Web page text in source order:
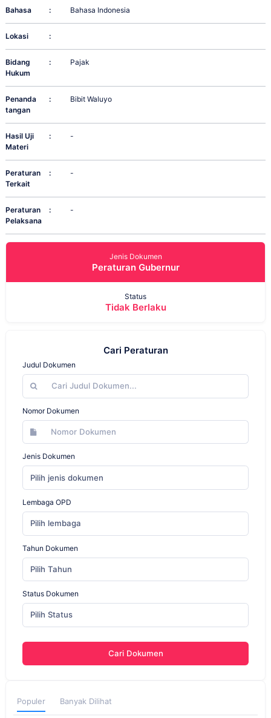
Bahasa : Bahasa Indonesia
Lokasi :
Bidang
Hukum
: Pajak
Penanda
tangan
: Bibit Waluyo
Hasil Uji
Materi
: -
Peraturan
Terkait
: -
Peraturan
Pelaksana
: -
Jenis Dokumen
Peraturan Gubernur
Status
Tidak Berlaku
Cari Peraturan
Judul Dokumen
Nomor Dokumen
Jenis Dokumen
Pilih jenis dokumen
Lembaga OPD
Pilih lembaga
Tahun Dokumen
Pilih Tahun
Status Dokumen
Pilih Status
Cari Dokumen
Populer Banyak Dilihat